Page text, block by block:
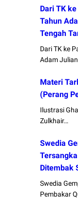
Dari TK
Tahun
Tengah
Dari TK ke
Adam
Materi
(Perang
Ilustrasi
Zulkhair…
Swedia
Ditembak
Swedia
Pembakar